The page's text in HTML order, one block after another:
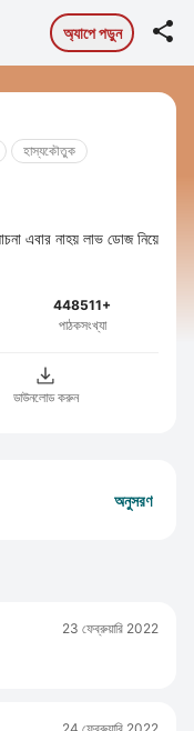
অ্যাপে পড়ুন 
হাস্যকৌতুক
এবার নাহয় লাভ ডোজ নিয়ে
448511+
পাঠকসংখ্যা
ডাউনলোড করুন
অনুসরণ
23 ফেব্রুয়ারি 2022